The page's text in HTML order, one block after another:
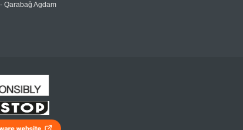
Qarabağ Agdam